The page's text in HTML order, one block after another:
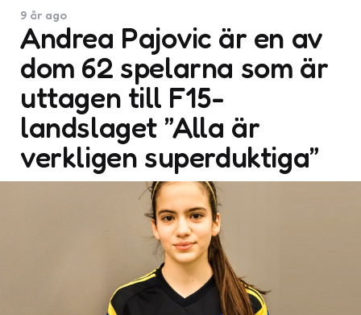
Andrea Pajovic är en av
dom 62 spelarna som är
uttagen till F15-
landslaget ”Alla är
verkligen superduktiga”
9 år ago